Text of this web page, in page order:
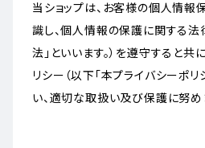
当ショップは、お客様の個人情報
識し、個人情報の保護に関する法
法」といいます。）を遵守すると共
リシー（以下「本プライバシーポリ
い、適切な取扱い及び保護に努め